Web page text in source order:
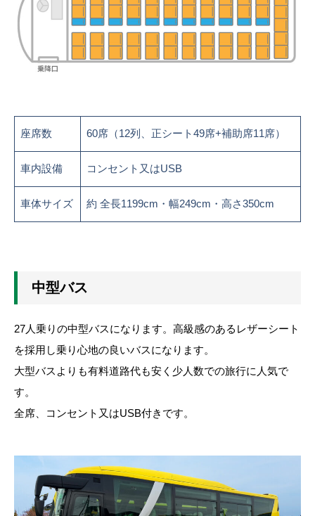
座席数 60席（12列、正シート49席+補助席11席）
車内設備 コンセント又はUSB
車体サイズ 約 全長1199cm・幅249cm・高さ350cm
中型バス
27人乗りの中型バスになります。高級感のあるレザーシート
を採用し乗り心地の良いバスになります。
大型バスよりも有料道路代も安く少人数での旅行に人気で
す。
全席、コンセント又はUSB付きです。